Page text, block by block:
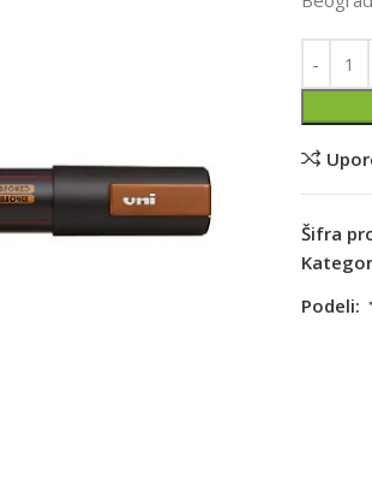
Šifra
Podeli: